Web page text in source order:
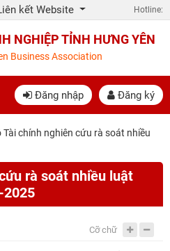
kết Website Hotline:
NGHIỆP TỈNH HƯNG YÊN
Business Association
Đăng nhập Đăng ký
Tài chính nghiên cứu rà soát nhiều
rà soát nhiều luật
2025
Cỡ chữ